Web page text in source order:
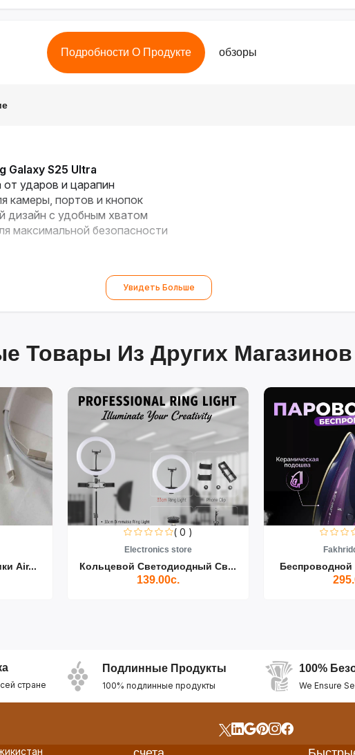
Подробности О Продукте обзоры
Galaxy S25 Ultra
ударов и царапин
камеры, портов и кнопок
дизайн с удобным хватом
максимальной безопасности
Увидеть Больше
Товары Из Других Магазинов
Air...
( 0 )
Electronics store
Кольцевой Светодиодный Св...
139.00с.
Беспроводной
стране
Подлинные Продукты
100% подлинные продукты
100%
We Ensure